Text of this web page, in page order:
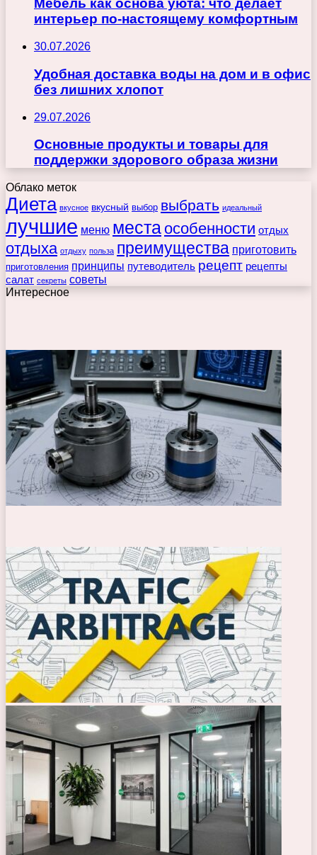
Мебель как основа уюта: что делает
интерьер по-настоящему комфортным
30.07.2026
Удобная доставка воды на дом и в офис
без лишних хлопот
29.07.2026
Основные продукты и товары для
поддержки здорового образа жизни
Облако меток
Диета вкусное вкусный выбор выбрать идеальный
лучшие меню места особенности отдых
отдыха отдыху польза преимущества приготовить
приготовления принципы путеводитель рецепт рецепты
салат секреты советы
Интересное